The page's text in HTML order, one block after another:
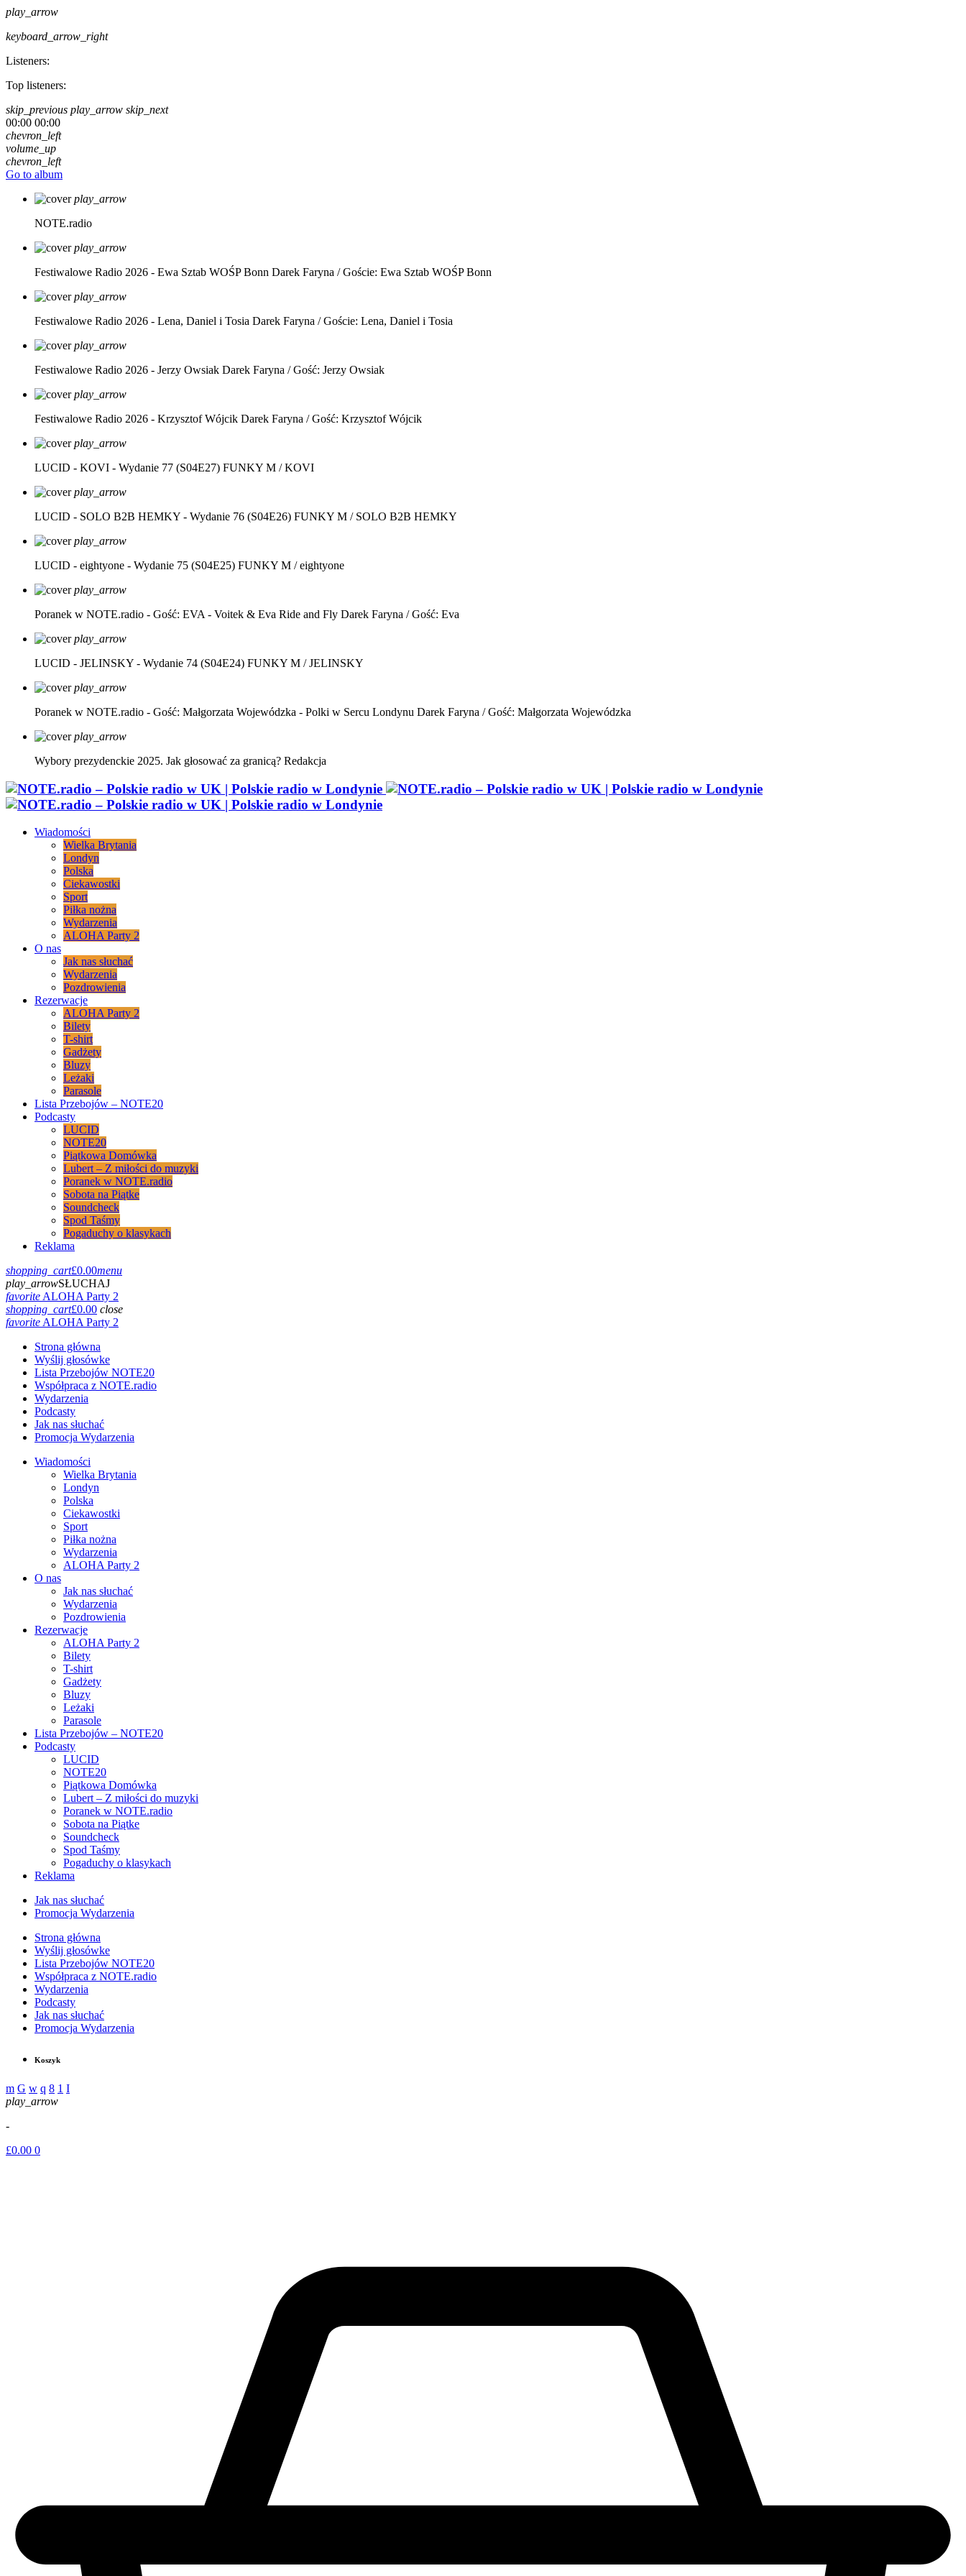
play_arrow
keyboard_arrow_right
Listeners:
Top listeners:
skip_previous play_arrow skip_next
00:00 00:00
chevron_left
volume_up
chevron_left
Go to album
play_arrow
NOTE.radio
play_arrow
Festiwalowe Radio 2026 - Ewa Sztab WOŚP Bonn Darek Faryna / Goście: Ewa Sztab WOŚP Bonn
play_arrow
Festiwalowe Radio 2026 - Lena, Daniel i Tosia Darek Faryna / Goście: Lena, Daniel i Tosia
play_arrow
Festiwalowe Radio 2026 - Jerzy Owsiak Darek Faryna / Gość: Jerzy Owsiak
play_arrow
Festiwalowe Radio 2026 - Krzysztof Wójcik Darek Faryna / Gość: Krzysztof Wójcik
play_arrow
LUCID - KOVI - Wydanie 77 (S04E27) FUNKY M / KOVI
play_arrow
LUCID - SOLO B2B HEMKY - Wydanie 76 (S04E26) FUNKY M / SOLO B2B HEMKY
play_arrow
LUCID - eightyone - Wydanie 75 (S04E25) FUNKY M / eightyone
play_arrow
Poranek w NOTE.radio - Gość: EVA - Voitek & Eva Ride and Fly Darek Faryna / Gość: Eva
play_arrow
LUCID - JELINSKY - Wydanie 74 (S04E24) FUNKY M / JELINSKY
play_arrow
Poranek w NOTE.radio - Gość: Małgorzata Wojewódzka - Polki w Sercu Londynu Darek Faryna / Gość: Małgorzata Wojewódzka
play_arrow
Wybory prezydenckie 2025. Jak głosować za granicą? Redakcja
Wiadomości
Wielka Brytania
Londyn
Polska
Ciekawostki
Sport
Piłka nożna
Wydarzenia
ALOHA Party 2
O nas
Jak nas słuchać
Wydarzenia
Pozdrowienia
Rezerwacje
ALOHA Party 2
Bilety
T-shirt
Gadżety
Bluzy
Leżaki
Parasole
Lista Przebojów – NOTE20
Podcasty
LUCID
NOTE20
Piątkowa Domówka
Lubert – Z miłości do muzyki
Poranek w NOTE.radio
Sobota na Piątke
Soundcheck
Spod Taśmy
Pogaduchy o klasykach
Reklama
shopping_cart£0.00menu
play_arrowSŁUCHAJ
favoriteALOHA Party 2
shopping_cart£0.00 close
favoriteALOHA Party 2
Strona główna
Wyślij głosówke
Lista Przebojów NOTE20
Współpraca z NOTE.radio
Wydarzenia
Podcasty
Jak nas słuchać
Promocja Wydarzenia
Wiadomości
Wielka Brytania
Londyn
Polska
Ciekawostki
Sport
Piłka nożna
Wydarzenia
ALOHA Party 2
O nas
Jak nas słuchać
Wydarzenia
Pozdrowienia
Rezerwacje
ALOHA Party 2
Bilety
T-shirt
Gadżety
Bluzy
Leżaki
Parasole
Lista Przebojów – NOTE20
Podcasty
LUCID
NOTE20
Piątkowa Domówka
Lubert – Z miłości do muzyki
Poranek w NOTE.radio
Sobota na Piątke
Soundcheck
Spod Taśmy
Pogaduchy o klasykach
Reklama
Jak nas słuchać
Promocja Wydarzenia
Strona główna
Wyślij głosówke
Lista Przebojów NOTE20
Współpraca z NOTE.radio
Wydarzenia
Podcasty
Jak nas słuchać
Promocja Wydarzenia
Koszyk
play_arrow
-
£0.00 0